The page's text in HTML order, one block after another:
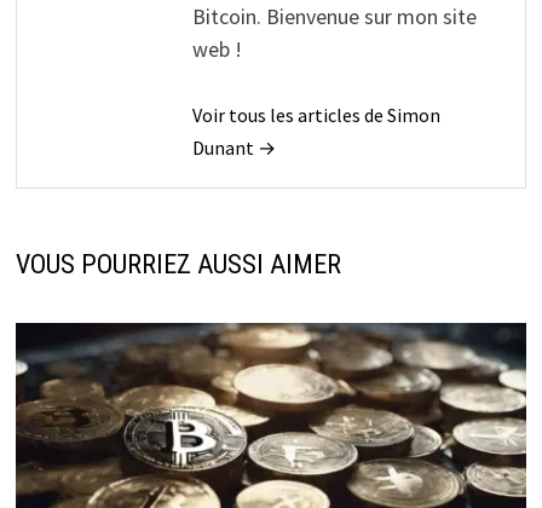
Bitcoin. Bienvenue sur mon site
web !
Voir tous les articles de Simon
Dunant →
VOUS POURRIEZ AUSSI AIMER